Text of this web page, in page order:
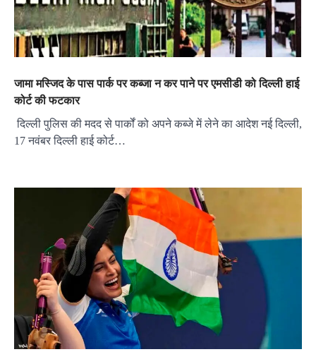
जामा मस्जिद के पास पार्क पर कब्जा न कर पाने पर एमसीडी को दिल्ली हाई
कोर्ट की फटकार
दिल्ली पुलिस की मदद से पार्कों को अपने कब्जे में लेने का आदेश नई दिल्ली,
17 नवंबर दिल्ली हाई कोर्ट…